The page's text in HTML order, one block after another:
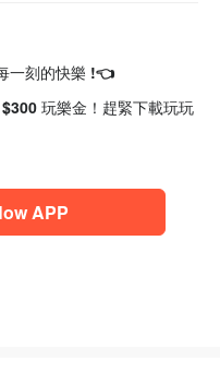
一刻的快樂 !👈
玩樂金！趕緊下載玩玩
APP